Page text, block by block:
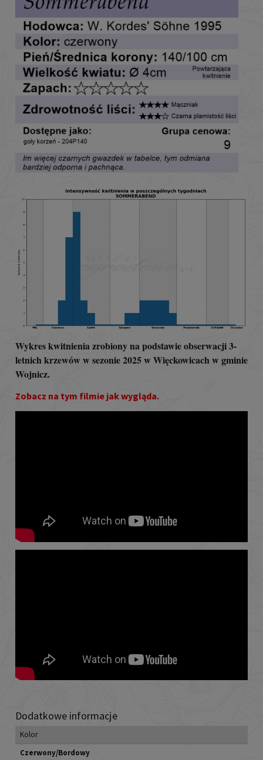
Wykres kwitnienia zrobiony na podstawie obserwacji 3-
letnich krzewów w sezonie 2025 w Więckowicach w gminie
Wojnicz.
Zobacz na tym filmie jak wygląda.
Dodatkowe informacje
Kolor
Czerwony/Bordowy